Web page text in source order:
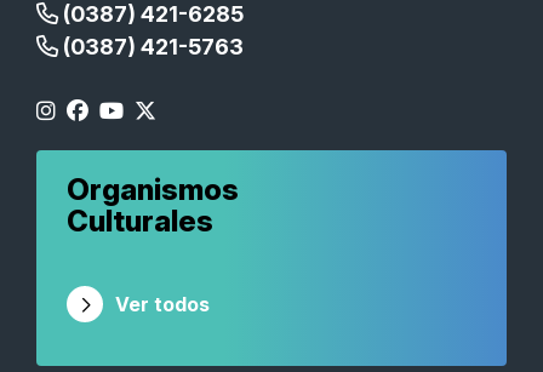
(0387) 421-6285
(0387) 421-5763
Organismos
Culturales
Ver todos